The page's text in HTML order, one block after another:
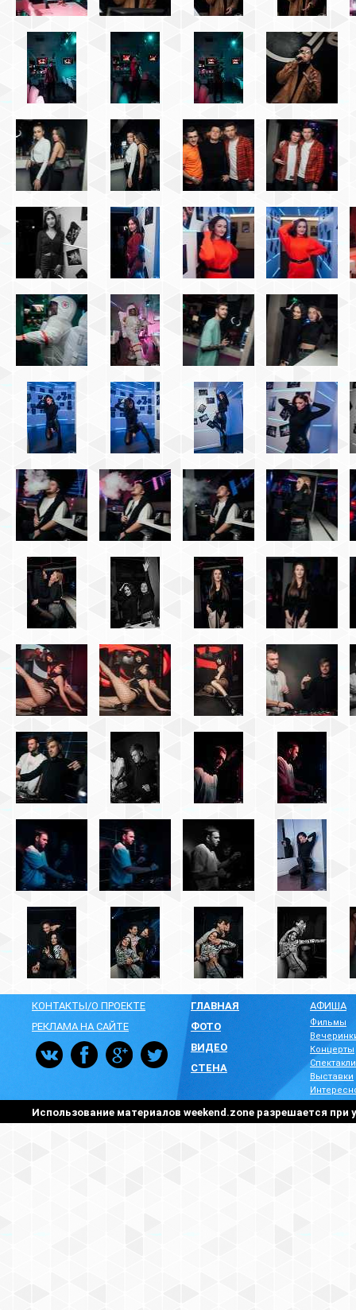
КОНТАКТЫ/О ПРОЕКТЕ
РЕКЛАМА НА САЙТЕ
ГЛАВНАЯ
ФОТО
ВИДЕО
СТЕНА
АФИША
Фильмы
Концерты
Спектакли
Выставки
Использование материалов weekend.zone разрешается